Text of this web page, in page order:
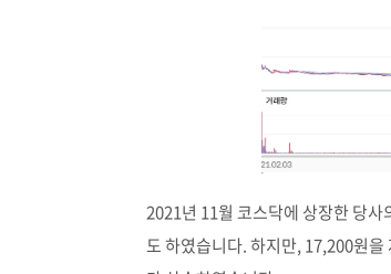
2021년 11월 코스닥에 상장한 당
도 하였습니다. 하지만, 17,200원